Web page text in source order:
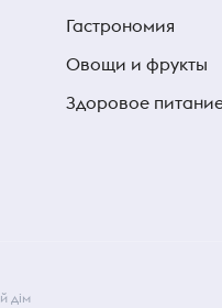
Гастрономия
Овощи и фрукты
Здоровое
дім